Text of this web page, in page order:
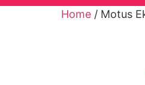
Home / Motus